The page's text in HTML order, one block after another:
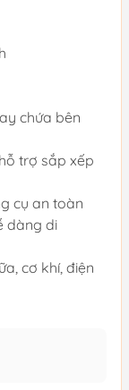
chứa bên
trợ sắp xếp
cụ an toàn
dàng di
cơ khí, điện